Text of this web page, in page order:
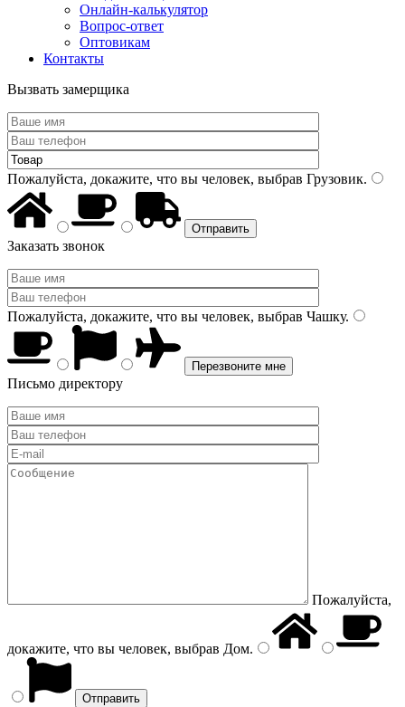
Онлайн-калькулятор
Вопрос-ответ
Оптовикам
Контакты
Вызвать замерщика
Пожалуйста, докажите, что вы человек, выбрав Грузовик.
Заказать звонок
Пожалуйста, докажите, что вы человек, выбрав Чашку.
Письмо директору
Пожалуйста,
докажите, что вы человек, выбрав Дом.